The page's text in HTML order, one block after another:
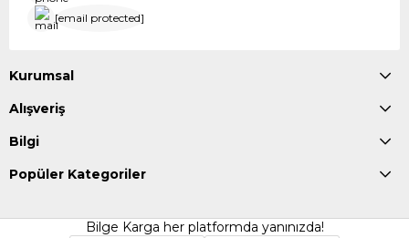
[email protected]
Kurumsal
Alışveriş
Bilgi
Popüler Kategoriler
Bilge Karga her platformda yanınızda!